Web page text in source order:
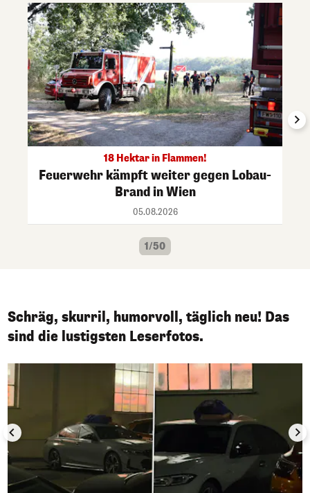
18 Hektar in Flammen!
Feuerwehr kämpft weiter gegen Lobau-
Brand in Wien
05.08.2026
1/50
Schräg, skurril, humorvoll, täglich neu! Das
sind die lustigsten Leserfotos.
1/50